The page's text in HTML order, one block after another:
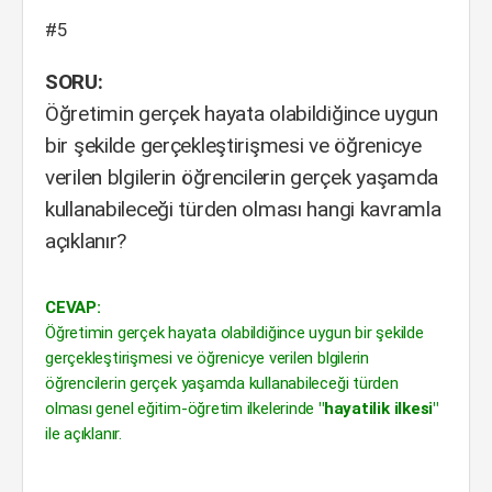
#5
SORU:
Öğretimin gerçek hayata olabildiğince uygun
bir şekilde gerçekleştirişmesi ve öğrenicye
verilen blgilerin öğrencilerin gerçek yaşamda
kullanabileceği türden olması hangi kavramla
açıklanır?
CEVAP:
Öğretimin gerçek hayata olabildiğince uygun bir şekilde
gerçekleştirişmesi ve öğrenicye verilen blgilerin
öğrencilerin gerçek yaşamda kullanabileceği türden
olması genel eğitim-öğretim ilkelerinde "hayatilik ilkesi"
ile açıklanır.